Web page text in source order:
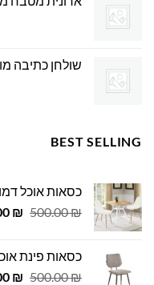
שולחן כתיבה
BEST SELLING
כסאות אוכל
500.00₪
₪.
₪
כסאות פינת
500.00₪
₪